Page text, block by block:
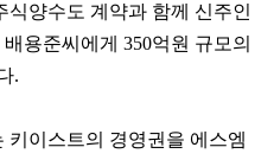
식양수도 계약과 함께 신주인
용준씨에게 350억원 규모의
.
키이스트의 경영권을 에스엠